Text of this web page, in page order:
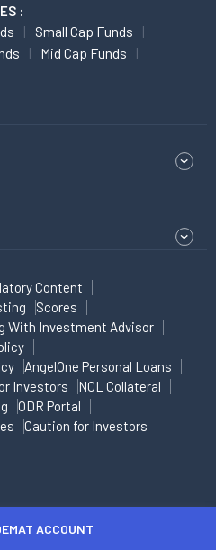
:
Small Cap Funds
Mid Cap Funds
Content
Scores
With Investment Advisor
AngelOne Personal Loans
Investors
NCL Collateral
ODR Portal
Caution for Investors
ACCOUNT